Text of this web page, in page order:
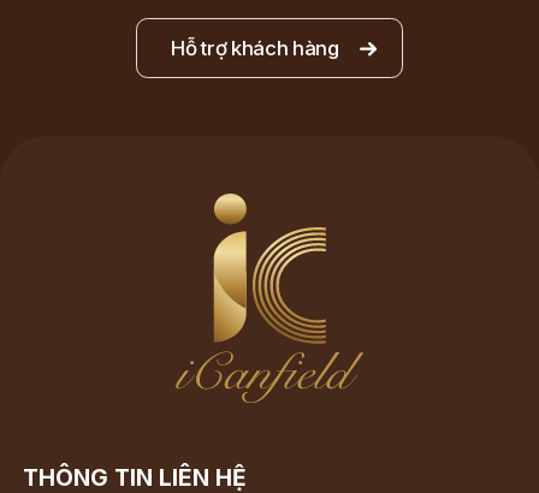
Hỗ trợ khách hàng
THÔNG TIN LIÊN HỆ